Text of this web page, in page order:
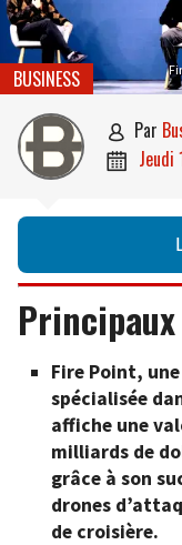
BUSINESS
 par

Fire Point,
spécialisée
affiche une
milliards de
grâce à son
drones
de croisière.